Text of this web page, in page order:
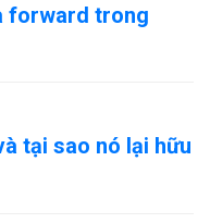
forward trong
tại sao nó lại hữu